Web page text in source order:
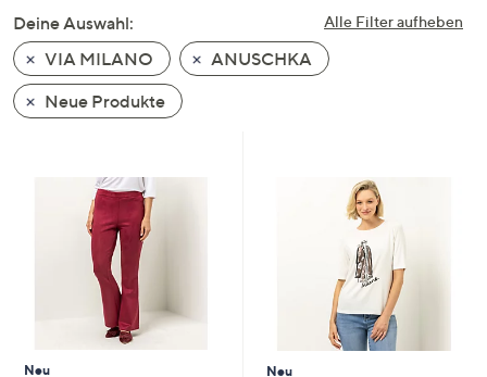
nach
unten
oder
wischen
Sie
Alle Filter aufheben
Deine Auswahl:
VIA MILANO
ANUSCHKA
Neue Produkte
Neu
Neu